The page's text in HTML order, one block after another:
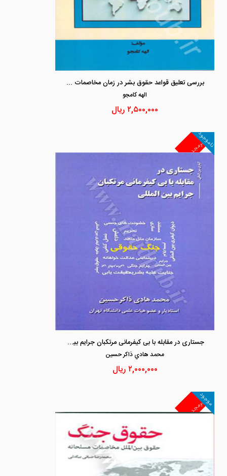
بررسی تعلیق قواعد حقوق بشر در زمان مخاصمات مسلحانه با تکیه بر بحران فلسطین - اسرائیل
الهه كامجو
۲,۵۰۰,۰۰۰ریال
غیرمجد
ناموجود
جستاری در مقابله با بی کیفرمانی مرتکبان جرایم بین المللی
محمد هادي ذاكر حسين
۲,۰۰۰,۰۰۰ریال
غیرمجد
موجود